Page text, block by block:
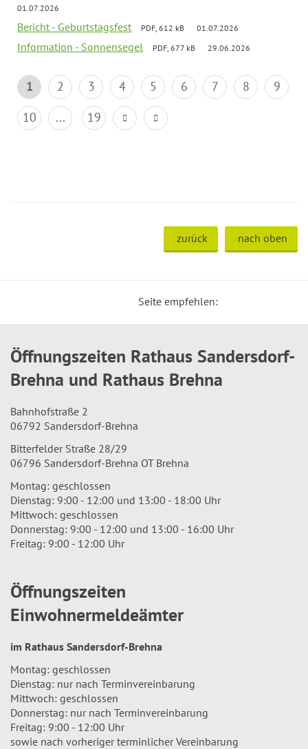
01.07.2026
Bericht - Geburtstagsfest PDF, 612 kB 01.07.2026
Information - Sonnensegel PDF, 677 kB 29.06.2026
1 2 3 4 5 6 7 8
9
10
... 19
zurück nach oben
Seite empfehlen:
Öffnungszeiten Rathaus Sandersdorf-
Brehna und Rathaus Brehna
Bahnhofstraße 2
06792 Sandersdorf-Brehna
Bitterfelder Straße 28/29
06796 Sandersdorf-Brehna OT Brehna
Montag: geschlossen
Dienstag: 9:00 - 12:00 und 13:00 - 18:00 Uhr
Mittwoch: geschlossen
Donnerstag: 9:00 - 12:00 und 13:00 - 16:00 Uhr
Freitag: 9:00 - 12:00 Uhr
Öffnungszeiten
Einwohnermeldeämter
im Rathaus Sandersdorf-Brehna
Montag: geschlossen
Dienstag: nur nach Terminvereinbarung
Mittwoch: geschlossen
Donnerstag: nur nach Terminvereinbarung
Freitag: 9:00 - 12:00 Uhr
sowie nach vorheriger terminlicher Vereinbarung